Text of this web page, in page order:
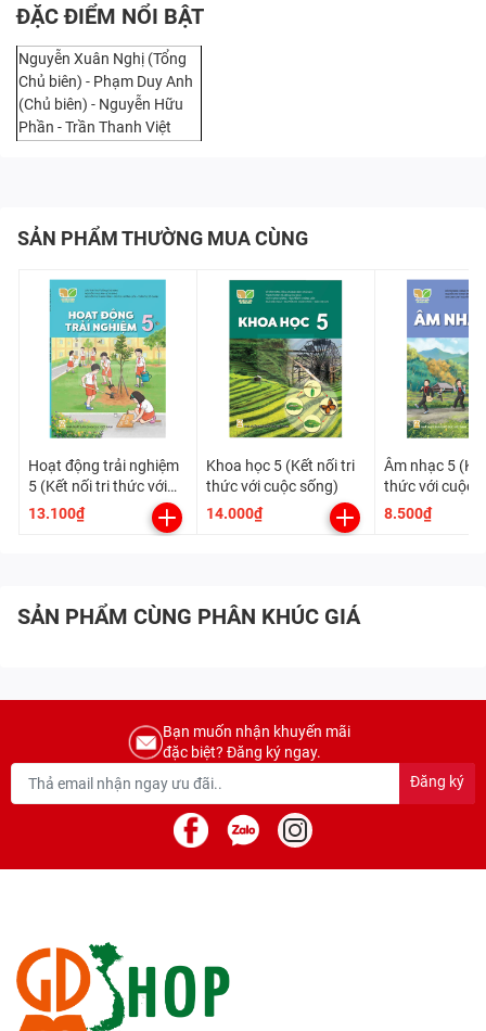
ĐẶC ĐIỂM NỔI BẬT
Nguyễn Xuân Nghị (Tổng
Chủ biên) - Phạm Duy Anh
(Chủ biên) - Nguyễn Hữu
Phần - Trần Thanh Việt
SẢN PHẨM THƯỜNG MUA CÙNG
Hoạt động trải nghiệm
5 (Kết nối tri thức với
cuộc sống)
13.100₫
Khoa học 5 (Kết nối tri
thức với cuộc sống)
14.000₫
Âm nhạc 5
thức với cuộc
8.500₫
SẢN PHẨM CÙNG PHÂN KHÚC GIÁ
Bạn muốn nhận khuyến mãi
đặc biệt? Đăng ký ngay.
Đăng ký